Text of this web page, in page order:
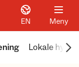
EN Meny
Lokale hytter